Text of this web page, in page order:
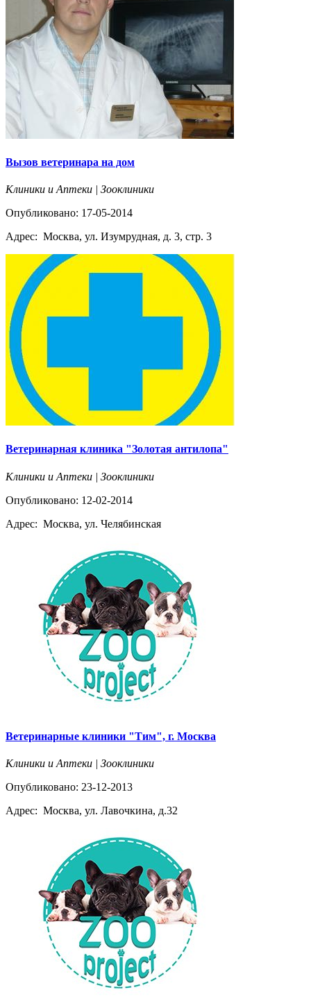
Вызов ветеринара на дом
Клиники и Аптеки | Зооклиники
Опубликовано: 17-05-2014
Адрес: Москва, ул. Изумрудная, д. 3, стр. 3
Ветеринарная клиника "Золотая антилопа"
Клиники и Аптеки | Зооклиники
Опубликовано: 12-02-2014
Адрес: Москва, ул. Челябинская
Ветеринарные клиники "Тим", г. Москва
Клиники и Аптеки | Зооклиники
Опубликовано: 23-12-2013
Адрес: Москва, ул. Лавочкина, д.32